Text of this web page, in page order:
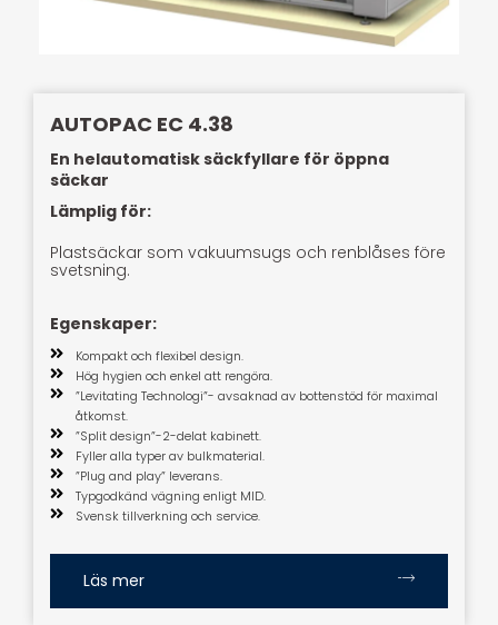
AUTOPAC EC 4.38
En helautomatisk säckfyllare för öppna
säckar
Lämplig för:
Plastsäckar som vakuumsugs och renblåses före
svetsning.
Egenskaper:
Kompakt och flexibel design.
Hög hygien och enkel att rengöra.
”Levitating Technologi”- avsaknad av bottenstöd för maximal
åtkomst.
”Split design”-2-delat kabinett.
Fyller alla typer av bulkmaterial.
”Plug and play” leverans.
Typgodkänd vägning enligt MID.
Svensk tillverkning och service.
Läs mer